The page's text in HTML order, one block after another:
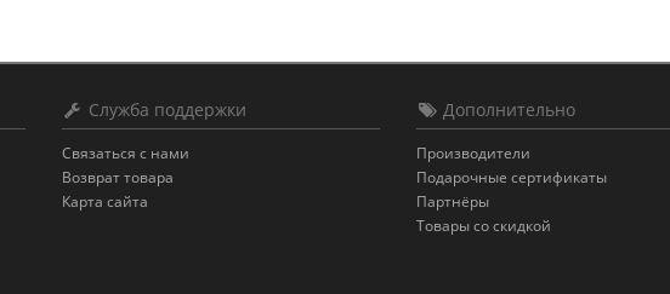
Служба поддержки
Связаться с нами
Возврат товара
Карта сайта
Дополнительно
Производители
Подарочные сертификаты
Партнёры
Товары со скидкой